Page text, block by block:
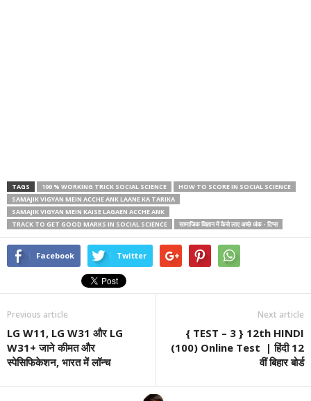
TAGS 100 % WORKING TRICK SOCIAL SCIENCE
HOW TO SCORE IN SOCIAL SCIENCE
SAMAJIK VIGYAN MEIN ACCHE ANK LAANE KA TARIKA
SAMAJIK VIGYAN MEIN KAISE LAGAEN ACCHE ANK
TRACK TO GET GOOD MARKS IN SOCIAL SCIENCE
सामाजिक विज्ञान में कैसे लाए अच्छे अंक - टिप्स
Facebook Twitter
Previous article
LG W11, LG W31 और LG
W31+ जाने कीमत और
स्पेसिफिकेशन, भारत में लॉन्च
Next article
{ TEST – 3 } 12th HINDI
(100) Online Test | हिंदी 12
वीं बिहार बोर्ड